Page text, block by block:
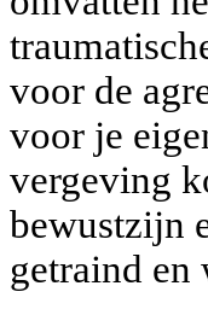
voor de
voor je
vergeving
bewustzijn
getraind